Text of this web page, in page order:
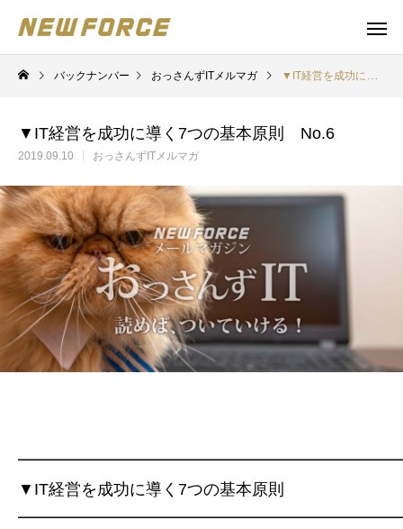
WEBコンテンツ Claude
バックナンバー おっさんずITメルマガ ▼IT経営を成功に導く7つの基本原則 No.6
▼IT経営を成功に導く7つの基本原則 No.6
2019.09.10 おっさんずITメルマガ
▼IT経営を成功に導く7つの基本原則